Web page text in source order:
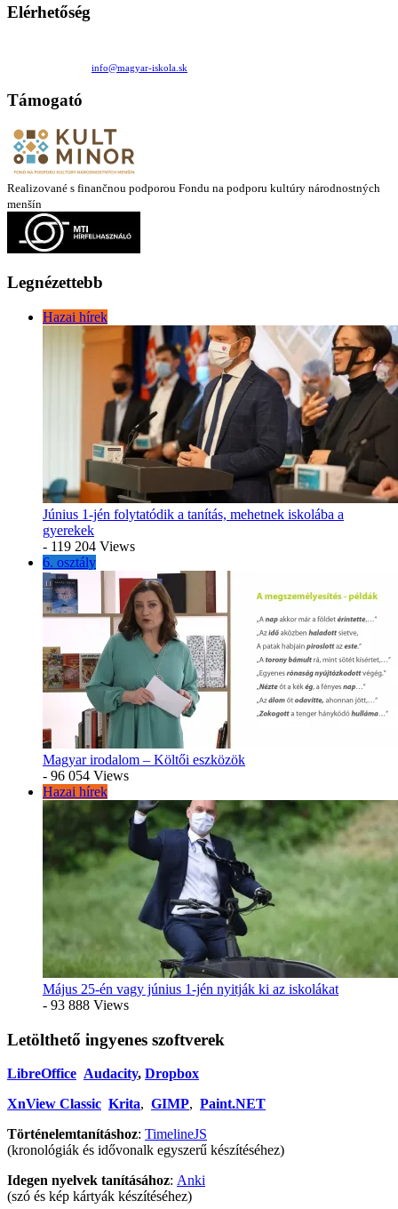
Elérhetőség
info@magyar-iskola.sk
Támogató
Realizované s finančnou podporou Fondu na podporu kultúry národnostných
menšín
Legnézettebb
Hazai hírek
Június 1-jén folytatódik a tanítás, mehetnek iskolába a
gyerekek
- 119 204 Views
6. osztály
Magyar irodalom – Költői eszközök
- 96 054 Views
Hazai hírek
Május 25-én vagy június 1-jén nyitják ki az iskolákat
- 93 888 Views
Letölthető ingyenes szoftverek
LibreOffice Audacity, Dropbox
XnView Classic Krita, GIMP, Paint.NET
Történelemtanításhoz: TimelineJS
(kronológiák és idővonalk egyszerű készítéséhez)
Idegen nyelvek tanításához: Anki
(szó és kép kártyák készítéséhez)